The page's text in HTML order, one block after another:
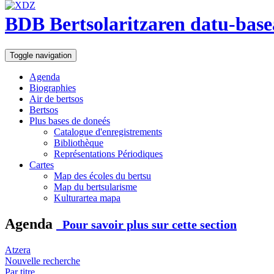
BDB Bertsolaritzaren datu-
Toggle navigation
Agenda
Biographies
Air de bertsos
Bertsos
Plus bases de doneés
Catalogue d'enregistrements
Bibliothèque
Représentations Périodiques
Cartes
Map des écoles du bertsu
Map du bertsularisme
Kulturartea mapa
Agenda Pour savoir plus sur cette section
Atzera
Nouvelle recherche
Par titre